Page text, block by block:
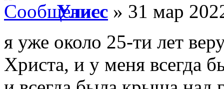
Улисс » 31 мар
я уже около 25-ти лет
Христа, и у меня всегда